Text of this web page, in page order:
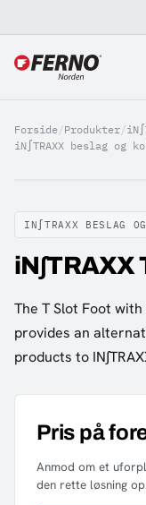
Forside/Produkter/
iN∫TRAXX beslag og
IN∫TRAXX BESLAG
iN∫TRAXX
The T Slot Foot
provides an
products to
Pris på
Anmod om et
den rette løsning